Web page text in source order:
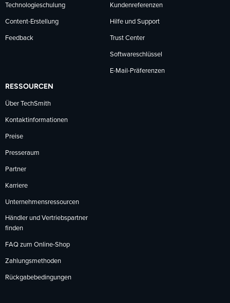
Technologieschulung
Content-Erstellung
Feedback
Kundenreferenzen
Hilfe und Support
Trust Center
Softwareschlüssel
E-Mail-Präferenzen
RESSOURCEN
Über TechSmith
Kontaktinformationen
Preise
Presseraum
Partner
Karriere
Unternehmensressourcen
Händler und Vertriebspartner
finden
FAQ zum Online-Shop
Zahlungsmethoden
Rückgabebedingungen